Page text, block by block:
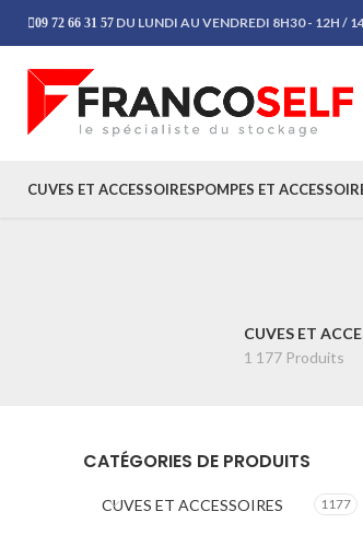
09 72 66 31 57 DU LUNDI AU VENDREDI 8H30 - 12H /
CUVES ET ACCESSOIRESPOMPES ET
CUVES ET
1 177 Produits
CATÉGORIES DE PRODUITS
CUVES ET ACCESSOIRES 1177